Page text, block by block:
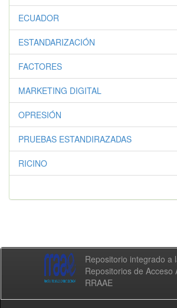
ECUADOR
ESTANDARIZACIÓN
FACTORES
MARKETING DIGITAL
OPRESIÓN
PRUEBAS ESTANDIRAZADAS
RICINO
Repositorio integrado a
Repositorios de Acceso
RRAAE